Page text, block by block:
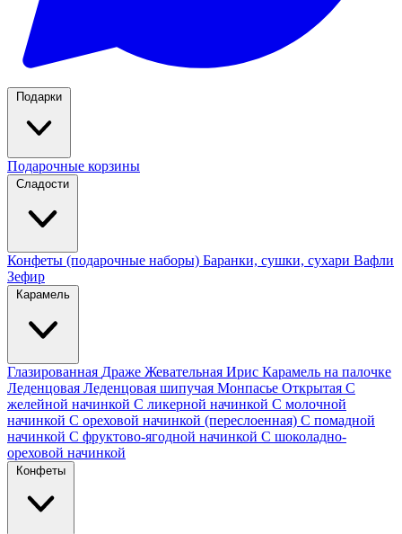
Подарки
Подарочные корзины
Сладости
Конфеты (подарочные наборы) Баранки, сушки, сухари Вафли
Зефир
Карамель
Глазированная Драже Жевательная Ирис Карамель на палочке
Леденцовая Леденцовая шипучая Монпасье Открытая С
желейной начинкой С ликерной начинкой С молочной
начинкой С ореховой начинкой (переслоенная) С помадной
начинкой С фруктово-ягодной начинкой С шоколадно-
ореховой начинкой
Конфеты